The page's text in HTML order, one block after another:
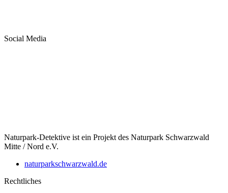
Social Media
Naturpark-Detektive ist ein Projekt des Naturpark Schwarzwald
Mitte / Nord e.V.
naturparkschwarzwald.de
Rechtliches